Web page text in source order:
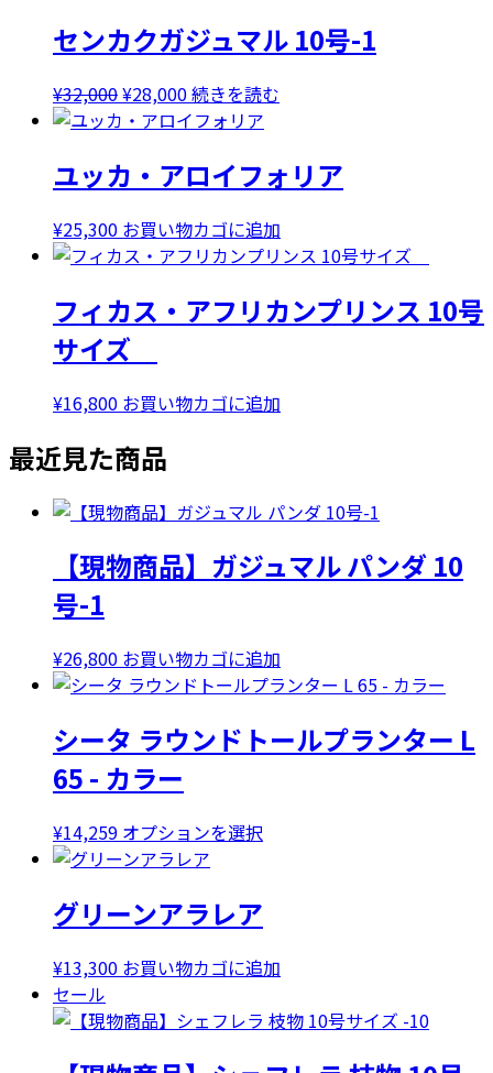
センカクガジュマル 10号-1
¥32,000元
の
格
は
¥32,000
で
た。
¥28,000現
在
価
格
は
¥28,000
す。
続きを読む
ユッカ・アロイフォリア
¥25,300 お買い物カゴに追加
フィカス・アフリカンプリンス 10号
サイズ
¥16,800 お買い物カゴに追加
最近見た商品
【現物商品】ガジュマル パンダ 10
号-1
¥26,800 お買い物カゴに追加
シータ ラウンドトールプランター L
65 - カラー
¥14,259 オプションを選択
に
は
数
グリーンアラレア
¥13,300 お買い物カゴに追加
セール